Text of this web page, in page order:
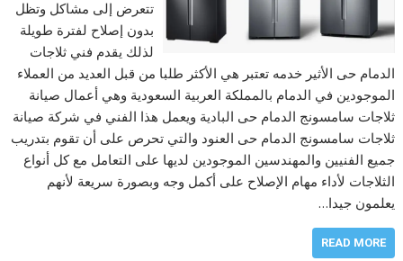
تتعرض إلى مشاكل وتظل
بدون إصلاح لفترة طويلة
لذلك يقدم فني ثلاجات
الدمام حى الأثير خدمه تعتبر هي الأكثر طلبا من قبل العديد من العملاء
الموجودين في الدمام بالمملكة العربية السعودية وهي أعمال صيانة
ثلاجات سامسونج الدمام حى البادية ويعمل هذا الفني في شركة صيانة
ثلاجات سامسونج الدمام حى العنود والتي تحرص على أن تقوم بتدريب
جميع الفنيين والمهندسين الموجودين لديها على التعامل مع كل أنواع
الثلاجات لأداء مهام الإصلاح على أكمل وجه وبصورة سريعة لأنهم
يعلمون جيدا…
READ MORE